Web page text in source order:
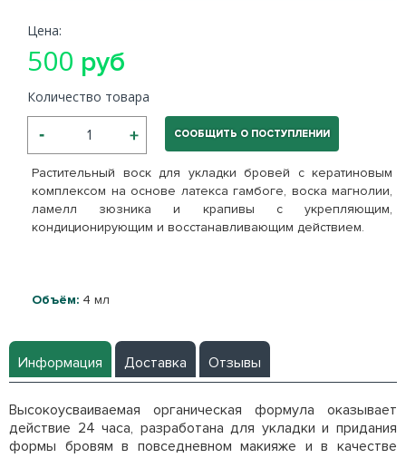
Растительный воск для укладки бровей с кератиновым
комплексом на основе латекса гамбоге, воска магнолии,
ламелл зюзника и крапивы с укрепляющим,
кондиционирующим и восстанавливающим действием.
Объём: 4 мл
Цена:
500 руб
Количество товара
СООБЩИТЬ О ПОСТУПЛЕНИИ
Информация Доставка Отзывы
Высокоусваиваемая органическая формула оказывает
действие 24 часа, разработана для укладки и придания
формы бровям в повседневном макияже и в качестве